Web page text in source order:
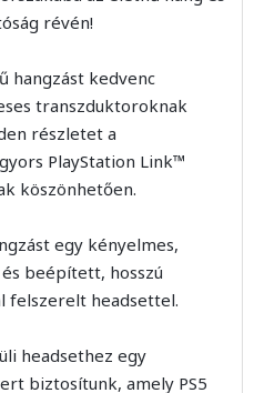
révén!
hangzást kedvenc
transzduktoroknak
részletet a
PlayStation Link™
köszönhetően.
egy kényelmes,
beépített, hosszú
felszerelt headsettel.
headsethez egy
biztosítunk, amely PS5